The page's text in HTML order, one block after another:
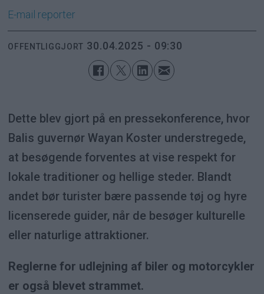
E-mail reporter
OFFENTLIGGJORT 30.04.2025 - 09:30
Dette blev gjort på en pressekonference, hvor
Balis guvernør Wayan Koster understregede,
at besøgende forventes at vise respekt for
lokale traditioner og hellige steder. Blandt
andet bør turister bære passende tøj og hyre
licenserede guider, når de besøger kulturelle
eller naturlige attraktioner.
Reglerne for udlejning af biler og motorcykler
er også blevet strammet.